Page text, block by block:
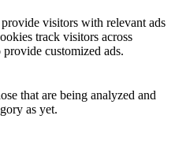
visitors with relevant ads
track visitors across
customized ads.
that are being analyzed and
as yet.